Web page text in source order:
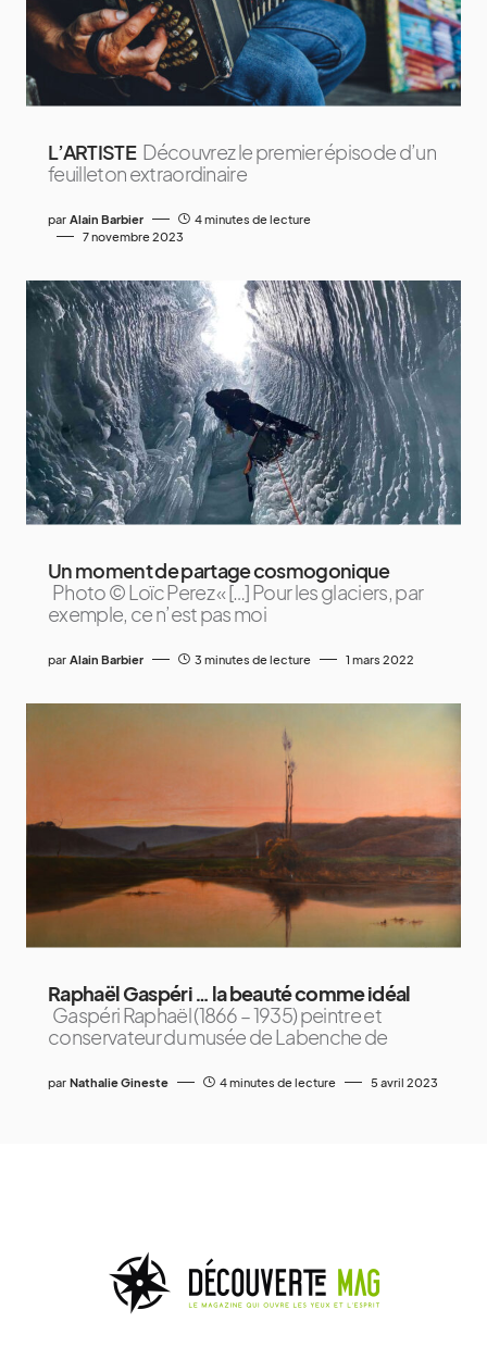
L’ARTISTE Découvrez le premier épisode d’un
feuilleton extraordinaire
par Alain Barbier
4 minutes de lecture
7 novembre 2023
Un moment de partage cosmogonique
Photo © Loïc Perez « […] Pour les glaciers, par
exemple, ce n’est pas moi
par Alain Barbier 3 minutes de lecture 1 mars 2022
Raphaël Gaspéri … la beauté comme idéal
Gaspéri Raphaël (1866 – 1935) peintre et
conservateur du musée de Labenche de
par Nathalie Gineste 4 minutes de lecture 5 avril 2023